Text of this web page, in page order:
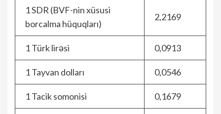
1 SDR (BVF-nin xüsusi
borcalma hüquqları)
2,2169
1 Türk lirəsi 0,0913
1 Tayvan dolları 0,0546
1 Tacik somonisi 0,1679